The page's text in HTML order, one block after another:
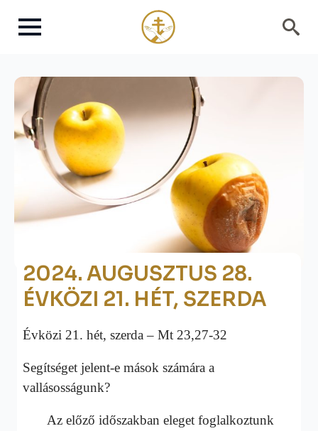
2024. AUGUSZTUS 28.
ÉVKÖZI 21. HÉT, SZERDA
Évközi 21. hét, szerda – Mt 23,27-32
Segítséget jelent-e mások számára a
vallásosságunk?
Az előző időszakban eleget foglalkoztunk